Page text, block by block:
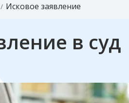
Исковое заявление
в суд